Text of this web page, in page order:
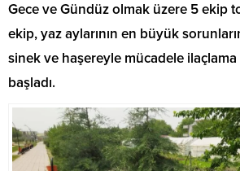
Gece ve Gündüz olmak üzere 5 ekip
ekip, yaz aylarının en büyük
sinek ve haşereyle mücadele ilaçlama
başladı.